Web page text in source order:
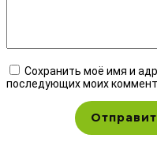
Сохранить моё имя и
последующих моих